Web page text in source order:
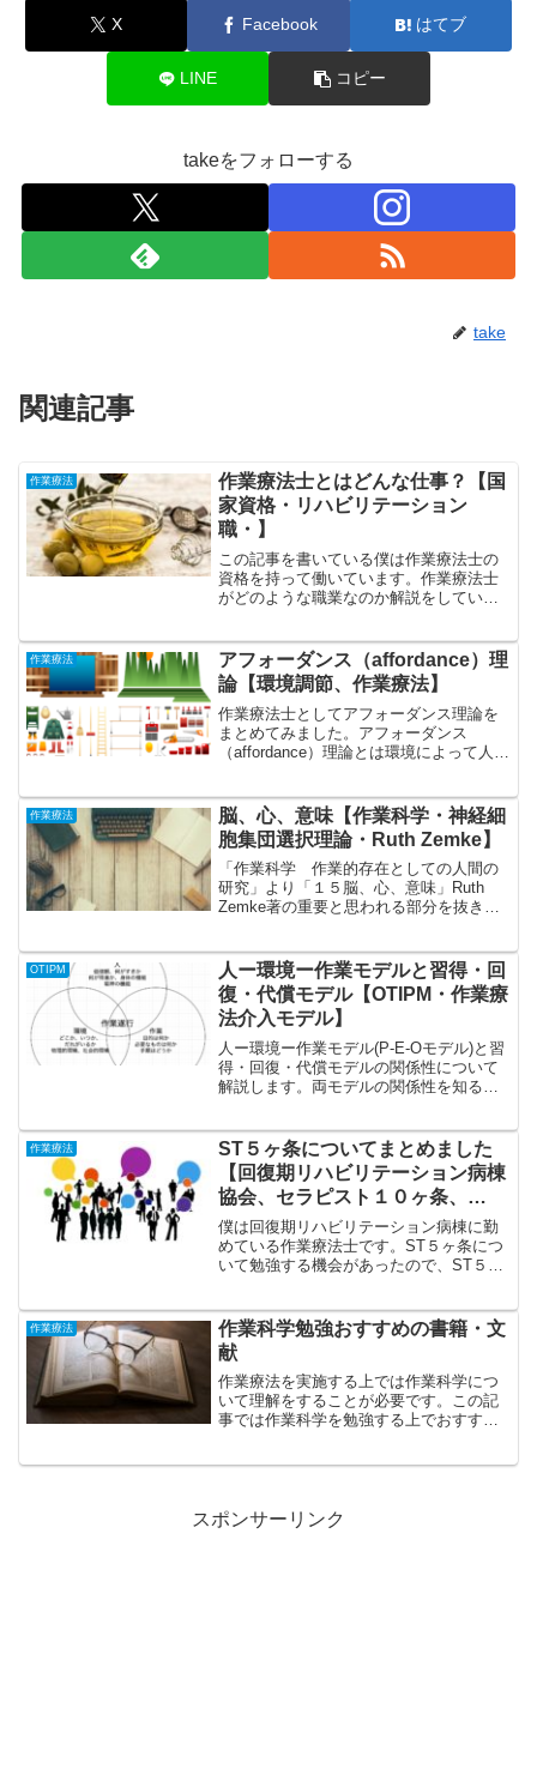
X Facebook はてブ
LINE コピー
takeをフォローする
take
関連記事
作業療法
作業療法士とはどんな仕事？【国
家資格・リハビリテーション
職・】
この記事を書いている僕は作業療法士の
資格を持って働いています。作業療法士
がどのような職業なのか解説をしていき
ョン職働く場所：病院、介護老人保健施
設、有料老人ホーム、デイ...
作業療法
アフォーダンス（affordance）理
論【環境調節、作業療法】
作業療法士としてアフォーダンス理論を
まとめてみました。アフォーダンス
（affordance）理論とは環境によって人の
た理論。環境から人の行動が引き出され
る例としては以下...
作業療法
脳、心、意味【作業科学・神経細
胞集団選択理論・Ruth Zemke】
「作業科学 作業的存在としての人間の
研究」より「１５脳、心、意味」Ruth
Zemke著の重要と思われる部分を抜き出
は包括的な視点でクライエントを見る必
要がある心身二元...
OTIPM
人ー環境ー作業モデルと習得・回
復・代償モデル【OTIPM・作業療
法介入モデル】
人ー環境ー作業モデル(P-E-Oモデル)と習
得・回復・代償モデルの関係性について
解説します。両モデルの関係性を知るこ
える（習得モデル）身体精神の機能をあ
げる（回復モデル...
作業療法
ST５ヶ条についてまとめました
【回復期リハビリテーション病棟
協会、セラピスト１０ヶ条、
PTOTST５ヶ条】
僕は回復期リハビリテーション病棟に勤
めている作業療法士です。ST５ヶ条につ
いて勉強する機会があったので、ST５ヶ
ニケーション機能の改善をはかり、意思
疎通の向上に...
作業療法
作業科学勉強おすすめの書籍・文
献
作業療法を実施する上では作業科学につ
いて理解をすることが必要です。この記
事では作業科学を勉強する上でおすすめ
スポンサーリンク